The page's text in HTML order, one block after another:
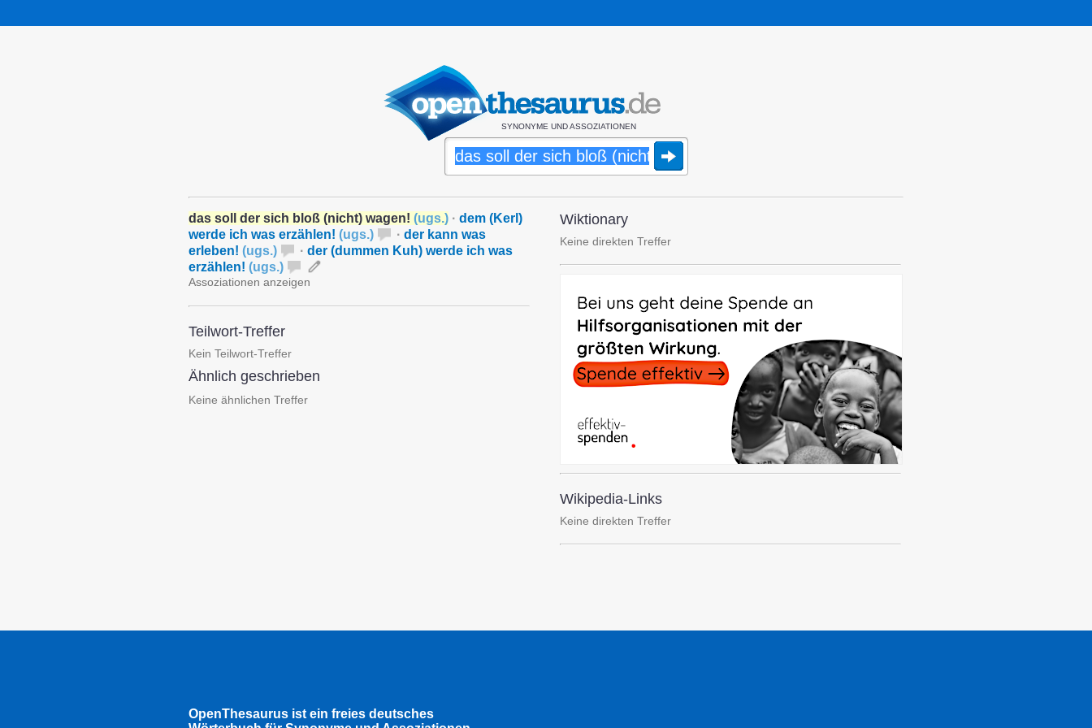
SYNONYME UND ASSOZIATIONEN
das soll der sich bloß (nicht) wagen! (ugs.) · dem (Kerl)
werde ich was erzählen! (ugs.) · der kann was
erleben! (ugs.) · der (dummen Kuh) werde ich was
erzählen! (ugs.)
Assoziationen anzeigen
Teilwort-Treffer
Kein Teilwort-Treffer
Ähnlich geschrieben
Keine ähnlichen Treffer
Wiktionary
Keine direkten Treffer
Wikipedia-Links
Keine direkten Treffer
OpenThesaurus ist ein freies deutsches